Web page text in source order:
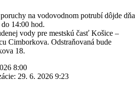
na vodovodnom potrubí dôjde dňa
14:00 hod.
vody pre mestskú časť Košice –
Cimborkova. Odstraňovaná bude
18.
8:00
29. 6. 2026 9:23